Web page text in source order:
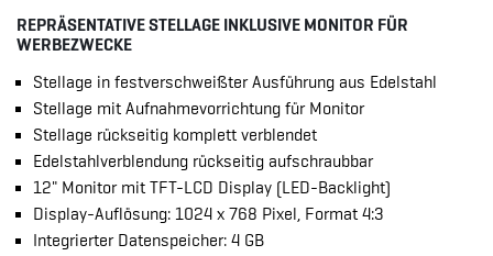
REPRÄSENTATIVE STELLAGE INKLUSIVE MONITOR FÜR
WERBEZWECKE
Stellage in festverschweißter Ausführung aus Edelstahl
Stellage mit Aufnahmevorrichtung für Monitor
Stellage rückseitig komplett verblendet
Edelstahlverblendung rückseitig aufschraubbar
12" Monitor mit TFT-LCD Display (LED-Backlight)
Display-Auflösung: 1024 x 768 Pixel, Format 4:3
Integrierter Datenspeicher: 4 GB